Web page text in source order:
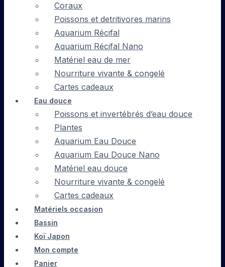
Coraux
Poissons et detritivores marins
Aquarium Récifal
Aquarium Récifal Nano
Matériel eau de mer
Nourriture vivante & congelé
Cartes cadeaux
Eau douce
Poissons et invertébrés d’eau douce
Plantes
Aquarium Eau Douce
Aquarium Eau Douce Nano
Matériel eau douce
Nourriture vivante & congelé
Cartes cadeaux
Matériels occasion
Bassin
Koï Japon
Mon compte
Panier